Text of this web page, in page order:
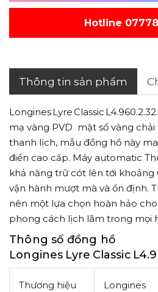
Hotline
Thông tin sản phẩm
Longines Lyre Classic
mạ vàng PVD mặt số vàng chải
thanh lịch, mẫu đồng hồ này
điển cao cấp. Máy automatic
khả năng trữ cót lên tới khoảng
vận hành mượt mà và ổn định.
nên một lựa chọn hoàn hảo
phong cách lịch lãm trong mọi
Thông số đồng hồ
Longines Lyre Classic
Thương hiệu Longines